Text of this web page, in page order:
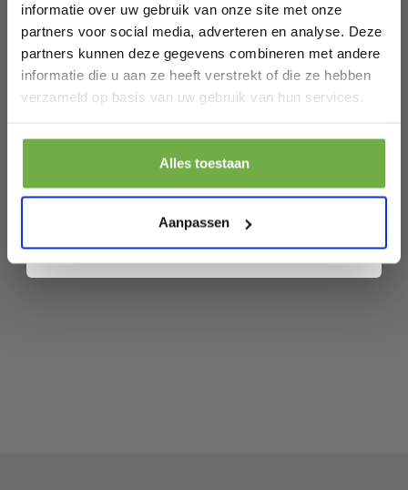
informatie over uw gebruik van onze site met onze
partners voor social media, adverteren en analyse. Deze
partners kunnen deze gegevens combineren met andere
informatie die u aan ze heeft verstrekt of die ze hebben
verzameld op basis van uw gebruik van hun services.
Alles toestaan
Aanpassen
SKU
9721055565466
Gerelateerde producten
Lucide UNAR - Plafonnière (Plafondlamp)
- Ø 49,5 cm - LED 3 StepDim - 1x36W
€ 55,79
-48%
Laat ons weten wanneer je jarig bent
Pak € 5,- korting
. Je kunt je op elk moment weer afmelden.